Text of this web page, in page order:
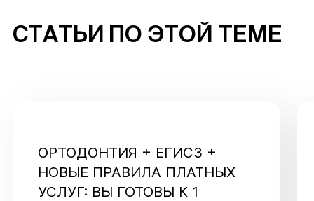
СТАТЬИ ПО ЭТОЙ ТЕМЕ
ОРТОДОНТИЯ + ЕГИСЗ +
НОВЫЕ ПРАВИЛА ПЛАТНЫХ
УСЛУГ: ВЫ ГОТОВЫ К 1